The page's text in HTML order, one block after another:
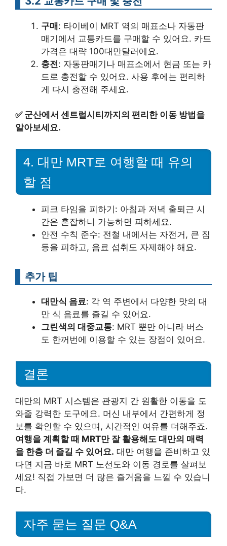
구매: 타이베이 MRT 역의 매표소나 자동판
매기에서 교통카드를 구매할 수 있어요. 카드
가격은 대략 100대만달러에요.
충전: 자동판매기나 매표소에서 현금 또는 카
드로 충전할 수 있어요. 사용 후에는 편리하
게 다시 충전해 주세요.
✅ 군산에서 센트럴시티까지의 편리한 이동 방법을
알아보세요.
4. 대만 MRT로 여행할 때 유의
할 점
피크 타임을 피하기: 아침과 저녁 출퇴근 시
간은 혼잡하니 가능하면 피하세요.
안전 수칙 준수: 전철 내에서는 자전거, 큰 짐
등을 피하고, 음료 섭취도 자제해야 해요.
추가 팁
대만식 음료: 각 역 주변에서 다양한 맛의 대
만 식 음료를 즐길 수 있어요.
그린색의 대중교통: MRT 뿐만 아니라 버스
도 한꺼번에 이용할 수 있는 장점이 있어요.
결론
대만의 MRT 시스템은 관광지 간 원활한 이동을 도
와줄 강력한 도구에요. 머신 내부에서 간편하게 정
보를 확인할 수 있으며, 시간적인 여유를 더해주죠.
여행을 계획할 때 MRT만 잘 활용해도 대만의 매력
을 한층 더 즐길 수 있어요. 대만 여행을 준비하고 있
다면 지금 바로 MRT 노선도와 이동 경로를 살펴보
세요! 직접 가보면 더 많은 즐거움을 느낄 수 있습니
다.
자주 묻는 질문 Q&A